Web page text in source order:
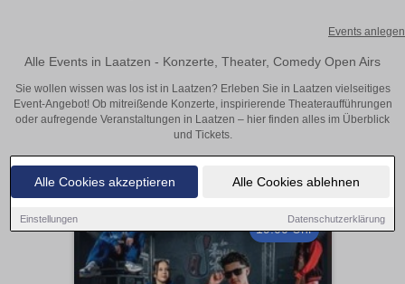
Alle Cookies akzeptieren Alle Cookies ablehnen
Einstellungen Datenschutzerklärung
Events anlegen
Alle Events in Laatzen - Konzerte, Theater, Comedy Open Airs
Sie wollen wissen was los ist in Laatzen? Erleben Sie in Laatzen vielseitiges
Event-Angebot! Ob mitreißende Konzerte, inspirierende Theateraufführungen
oder aufregende Veranstaltungen in Laatzen – hier finden alles im Überblick
und Tickets.
19:00 Uhr